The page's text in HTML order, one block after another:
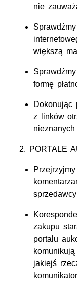
nie
większą
formę
Dokonując
z linków
PORTALE
zakupu
portalu
jakiejś